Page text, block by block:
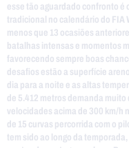
esse tão aguardado confronto
tradicional no calendário do FIA
menos que 13 ocasiões
batalhas intensas e momentos
favorecendo sempre boas
desafios estão a superfície
dia para a noite e as altas
de 5.412 metros demanda
velocidades acima de 300 km/h
de 15 curvas percorrida com o
tem sido ao longo da